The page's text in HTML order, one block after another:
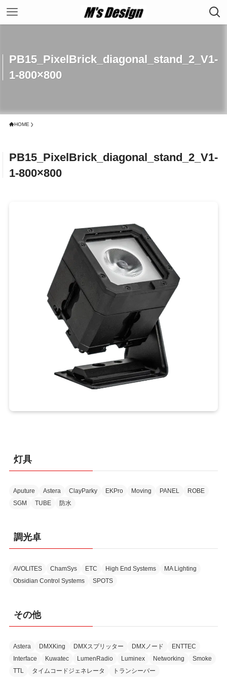
PB15_PixelBrick_diagonal_stand_2_V1-
1-800×800
HOME
PB15_PixelBrick_diagonal_stand_2_V1-
1-800×800
灯具
Aputure Astera ClayParky EKPro Moving PANEL
ROBE
SGM
TUBE 防水
調光卓
AVOLITES ChamSys ETC High End Systems
MA Lighting
Obsidian Control Systems
SPOTS
その他
Astera DMXKing DMXスプリッター DMXノード
ENTTEC
Interface
Kuwatec LumenRadio Luminex Networking
Smoke
TTL
タイムコードジェネレータ トランシーバー